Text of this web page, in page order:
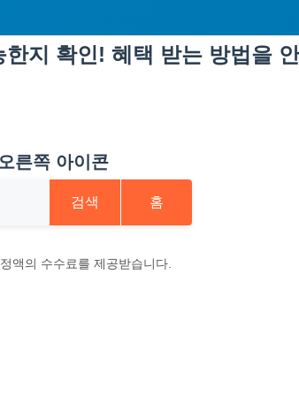
지 확인! 혜택 받는 방법을
검색 홈
액의 수수료를 제공받습니다.